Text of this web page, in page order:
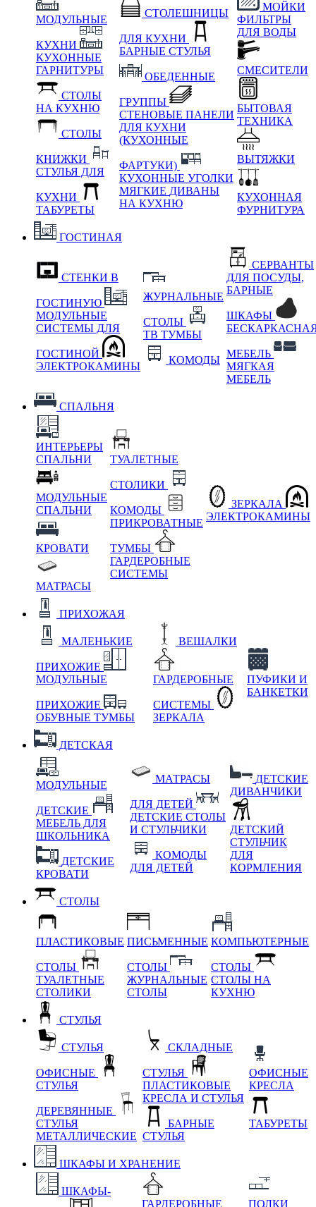
МОДУЛЬНЫЕ
КУХНИ
КУХОННЫЕ
ГАРНИТУРЫ
СТОЛЫ
НА КУХНЮ
СТОЛЫ
КНИЖКИ
СТУЛЬЯ ДЛЯ
КУХНИ
ТАБУРЕТЫ
СТОЛЕШНИЦЫ
ДЛЯ КУХНИ
БАРНЫЕ СТУЛЬЯ
ОБЕДЕННЫЕ
ГРУППЫ
СТЕНОВЫЕ ПАНЕЛИ
ДЛЯ КУХНИ
(КУХОННЫЕ
ФАРТУКИ)
КУХОННЫЕ УГОЛКИ
МЯГКИЕ ДИВАНЫ
НА КУХНЮ
МОЙКИ
ФИЛЬТРЫ
ДЛЯ ВОДЫ
СМЕСИТЕЛИ
БЫТОВАЯ
ТЕХНИКА
ВЫТЯЖКИ
КУХОННАЯ
ФУРНИТУРА
ГОСТИНАЯ
СТЕНКИ В
ГОСТИНУЮ
МОДУЛЬНЫЕ
СИСТЕМЫ ДЛЯ
ГОСТИНОЙ
ЭЛЕКТРОКАМИНЫ
ЖУРНАЛЬНЫЕ
СТОЛЫ
ТВ ТУМБЫ
КОМОДЫ
СЕРВАНТЫ
ДЛЯ ПОСУДЫ,
БАРНЫЕ
ШКАФЫ
МЕБЕЛЬ
МЯГКАЯ
МЕБЕЛЬ
СПАЛЬНЯ
ИНТЕРЬЕРЫ
СПАЛЬНИ
МОДУЛЬНЫЕ
СПАЛЬНИ
КРОВАТИ
МАТРАСЫ
ТУАЛЕТНЫЕ
СТОЛИКИ
КОМОДЫ
ПРИКРОВАТНЫЕ
ТУМБЫ
ГАРДЕРОБНЫЕ
СИСТЕМЫ
ЗЕРКАЛА
ЭЛЕКТРОКАМИНЫ
ПРИХОЖАЯ
МАЛЕНЬКИЕ
ПРИХОЖИЕ
МОДУЛЬНЫЕ
ПРИХОЖИЕ
ОБУВНЫЕ ТУМБЫ
ВЕШАЛКИ
ГАРДЕРОБНЫЕ
СИСТЕМЫ
ЗЕРКАЛА
ПУФИКИ И
БАНКЕТКИ
ДЕТСКАЯ
МОДУЛЬНЫЕ
ДЕТСКИЕ
МЕБЕЛЬ ДЛЯ
ШКОЛЬНИКА
ДЕТСКИЕ
КРОВАТИ
МАТРАСЫ
ДЛЯ ДЕТЕЙ
ДЕТСКИЕ СТОЛЫ
И СТУЛЬЧИКИ
КОМОДЫ
ДЛЯ ДЕТЕЙ
ДЕТСКИЕ
ДИВАНЧИКИ
ДЕТСКИЙ
СТУЛЬЧИК
ДЛЯ
КОРМЛЕНИЯ
СТОЛЫ
ПЛАСТИКОВЫЕ
СТОЛЫ
ТУАЛЕТНЫЕ
СТОЛИКИ
ПИСЬМЕННЫЕ
СТОЛЫ
ЖУРНАЛЬНЫЕ
СТОЛЫ
КОМПЬЮТЕРНЫЕ
СТОЛЫ
СТОЛЫ НА
КУХНЮ
СТУЛЬЯ
СТУЛЬЯ
ОФИСНЫЕ
СТУЛЬЯ
ДЕРЕВЯННЫЕ
СТУЛЬЯ
МЕТАЛЛИЧЕСКИЕ
СКЛАДНЫЕ
СТУЛЬЯ
ПЛАСТИКОВЫЕ
КРЕСЛА И СТУЛЬЯ
БАРНЫЕ
СТУЛЬЯ
ОФИСНЫЕ
КРЕСЛА
ТАБУРЕТЫ
ШКАФЫ И ХРАНЕНИЕ
ШКАФЫ-
ГАРДЕРОБНЫЕ
ПОЛКИ